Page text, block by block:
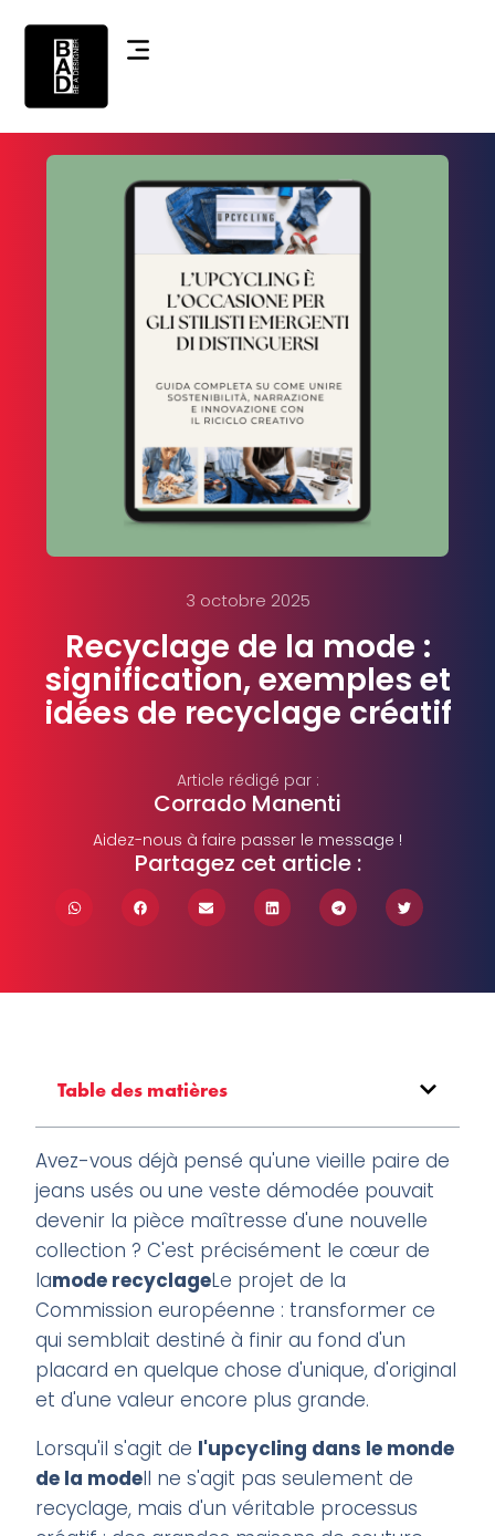
3 octobre 2025
Recyclage de la mode :
signification, exemples et
idées de recyclage créatif
Article rédigé par :
Corrado Manenti
Aidez-nous à faire passer le message !
Partagez cet article :
Table des matières
Avez-vous déjà pensé qu'une vieille paire de
jeans usés ou une veste démodée pouvait
devenir la pièce maîtresse d'une nouvelle
collection ? C'est précisément le cœur de
lamode recyclageLe projet de la
Commission européenne : transformer ce
qui semblait destiné à finir au fond d'un
placard en quelque chose d'unique, d'original
et d'une valeur encore plus grande.
Lorsqu'il s'agit de l'upcycling dans le monde
de la modeIl ne s'agit pas seulement de
recyclage, mais d'un véritable processus